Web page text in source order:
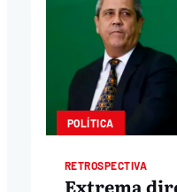
POLÍTICA
RETROSPECTIVA
Extrema